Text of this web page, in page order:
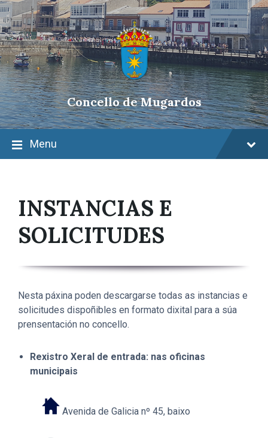
Skip
to
content
Skip
to
main
navigation
Skip
to
footer
Concello de Mugardos
Menu
INSTANCIAS E
SOLICITUDES
Nesta páxina poden descargarse todas as instancias e
solicitudes dispoñibles en formato dixital para a súa
prensentación no concello.
Rexistro Xeral de entrada: nas oficinas
municipais
Avenida de Galicia nº 45, baixo